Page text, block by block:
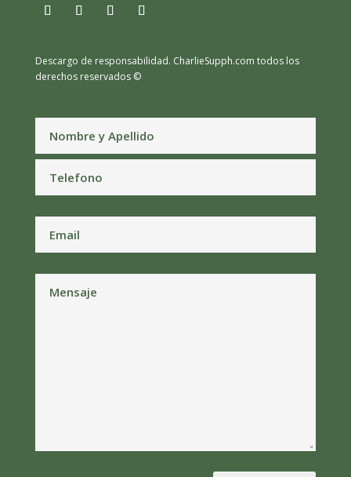
Descargo de responsabilidad. CharlieSupph.com todos los
derechos reservados ©